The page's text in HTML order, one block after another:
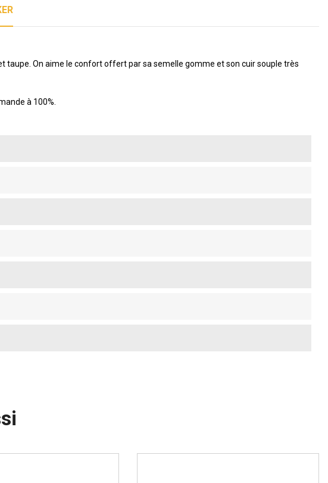
taupe. On aime le confort offert par sa semelle gomme et son cuir souple très
à 100%.